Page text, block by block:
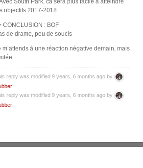
South Park, ca sera plus facile à atteindre
objectifs 2017-2018.
CONCLUSION : BOF
de drame, peu de soucis
m’attends à une réaction négative demain, mais
reply was modified 9 years, 6 months ago by
reply was modified 9 years, 6 months ago by